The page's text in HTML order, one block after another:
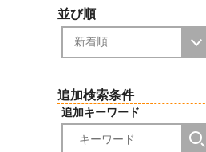
並び順
追加検索条件
追加キーワード